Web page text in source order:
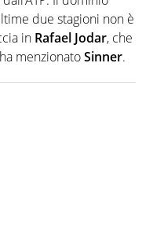
due stagioni non è
in Rafael Jodar, che
menzionatoSinner.